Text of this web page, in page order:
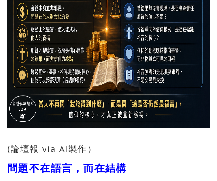
(論壇報 via AI製作）
問題不在語言，而在結構